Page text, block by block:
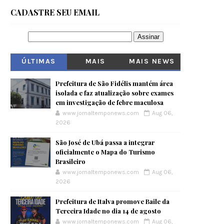
CADASTRE SEU EMAIL
ÚLTIMAS
MAIS
MAIS NEWS
Prefeitura de São Fidélis mantém área
isolada e faz atualização sobre exames
em investigação de febre maculosa
www.jornaltemponews.com
Aug 06,
2026
São José de Ubá passa a integrar
oficialmente o Mapa do Turismo
Brasileiro
www.jornaltemponews.com
Aug 06,
2026
Prefeitura de Italva promove Baile da
Terceira Idade no dia 14 de agosto
www.jornaltemponews.com Aug 06,